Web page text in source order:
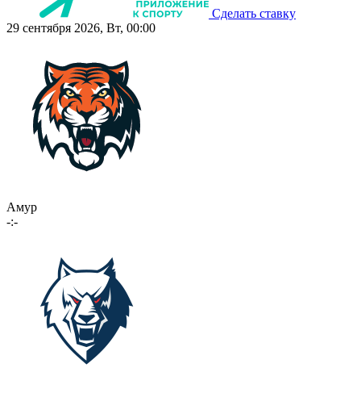
Сделать ставку
29 сентября 2026, Вт, 00:00
Амур
-:-